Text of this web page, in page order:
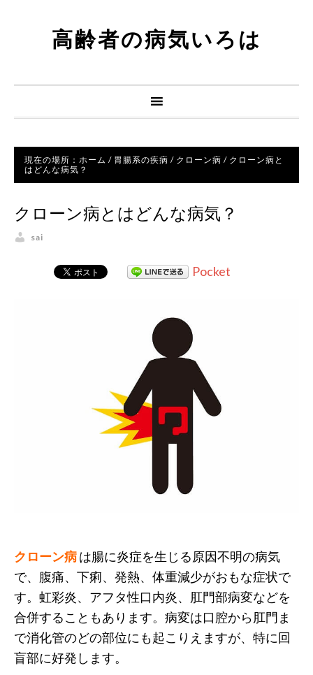
高齢者の病気いろは
現在の場所： ホーム / 胃腸系の疾病 / クローン病 / クローン病と
はどんな病気？
クローン病とはどんな病気？
sai
Pocket
クローン病は腸に炎症を生じる原因不明の病気
で、腹痛、下痢、発熱、体重減少がおもな症状で
す。虹彩炎、アフタ性口内炎、肛門部病変などを
合併することもあります。病変は口腔から肛門ま
で消化管のどの部位にも起こりえますが、特に回
盲部に好発します。